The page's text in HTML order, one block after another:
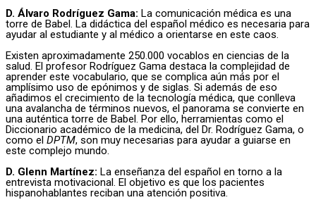
D. Álvaro Rodríguez Gama: La comunicación médica es una
torre de Babel. La didáctica del español médico es necesaria para
ayudar al estudiante y al médico a orientarse en este caos.
Existen aproximadamente 250.000 vocablos en ciencias de la
salud. El profesor Rodríguez Gama destaca la complejidad de
aprender este vocabulario, que se complica aún más por el
amplísimo uso de epónimos y de siglas. Si además de eso
añadimos el crecimiento de la tecnología médica, que conlleva
una avalancha de términos nuevos, el panorama se convierte en
una auténtica torre de Babel. Por ello, herramientas como el
Diccionario académico de la medicina, del Dr. Rodríguez Gama, o
como el DPTM, son muy necesarias para ayudar a guiarse en
este complejo mundo.
D. Glenn Martínez: La enseñanza del español en torno a la
entrevista motivacional. El objetivo es que los pacientes
hispanohablantes reciban una atención positiva.